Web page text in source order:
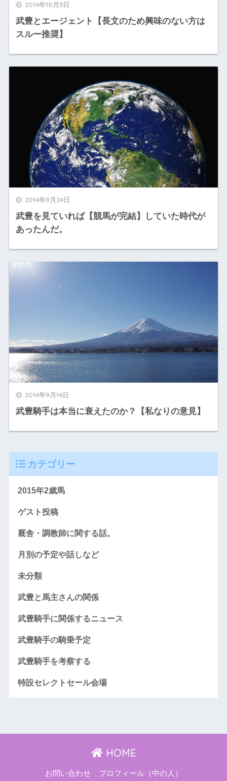
2014年10月3日
武豊とエージェント【長文のため興味のない方は
スルー推奨】
2014年9月24日
武豊を見ていれば【競馬が完結】していた時代が
あったんだ。
2014年9月14日
武豊騎手は本当に衰えたのか？【私なりの意見】
カテゴリー
2015年2歳馬
ゲスト投稿
厩舎・調教師に関する話。
月別の予定や話しなど
未分類
武豊と馬主さんの関係
武豊騎手に関係するニュース
武豊騎手の騎乗予定
武豊騎手を考察する
特設セレクトセール会場
HOME
お問い合わせ プロフィール（中の人）